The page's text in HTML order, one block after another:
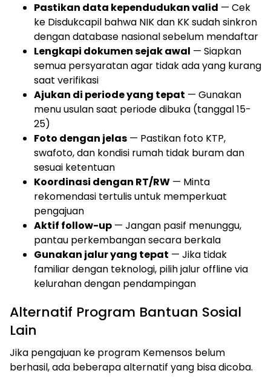
Pastikan data kependudukan valid — Cek
ke Disdukcapil bahwa NIK dan KK sudah sinkron
dengan database nasional sebelum mendaftar
Lengkapi dokumen sejak awal — Siapkan
semua persyaratan agar tidak ada yang kurang
saat verifikasi
Ajukan di periode yang tepat — Gunakan
menu usulan saat periode dibuka (tanggal 15-
25)
Foto dengan jelas — Pastikan foto KTP,
swafoto, dan kondisi rumah tidak buram dan
sesuai ketentuan
Koordinasi dengan RT/RW — Minta
rekomendasi tertulis untuk memperkuat
pengajuan
Aktif follow-up — Jangan pasif menunggu,
pantau perkembangan secara berkala
Gunakan jalur yang tepat — Jika tidak
familiar dengan teknologi, pilih jalur offline via
kelurahan dengan pendampingan
Alternatif Program Bantuan Sosial
Lain
Jika pengajuan ke program Kemensos belum
berhasil, ada beberapa alternatif yang bisa dicoba.